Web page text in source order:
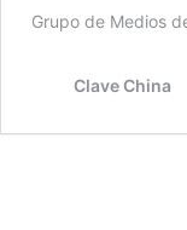
Grupo de Medios
Clave China